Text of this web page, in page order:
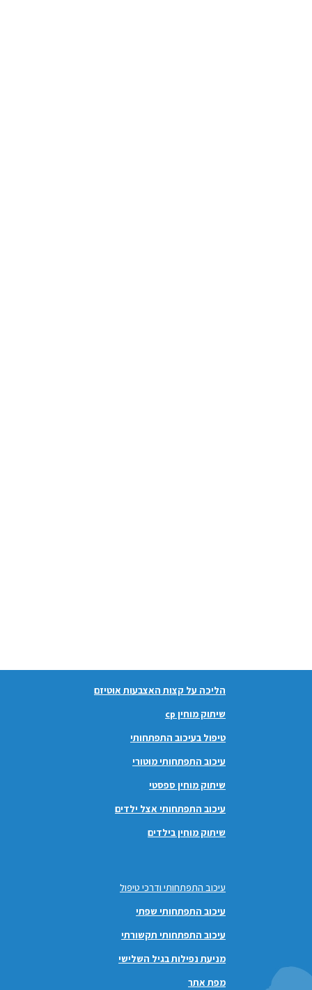
הליכה על קצות האצבעות אוטיזם
שיתוק מוחין cp
טיפול בעיכוב התפתחותי
עיכוב התפתחותי מוטורי
שיתוק מוחין ספסטי
עיכוב התפתחותי אצל ילדים
שיתוק מוחין בילדים
עיכוב התפתחותי ודרכי טיפול
עיכוב התפתחותי שפתי
עיכוב התפתחותי תקשורתי
מניעת נפילות בגיל השלישי
מפת אתר